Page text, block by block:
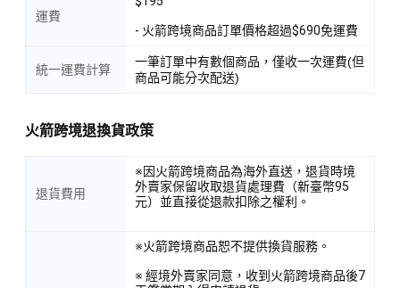
運費
- 火箭跨境商品訂單價格超過$690免運費
統一運費計算
一筆訂單中有數個商品，僅收一次運費(但
商品可能分次配送)
火箭跨境退換貨政策
退貨費用
※因火箭跨境商品為海外直送，退貨時境
外賣家保留收取退貨處理費（新臺幣95
元）並直接從退款扣除之權利。
※火箭跨境商品恕不提供換貨服務。
※ 經境外賣家同意，收到火箭跨境商品後7